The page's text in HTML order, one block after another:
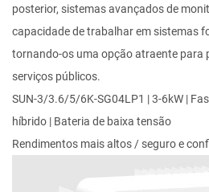
posterior, sistemas avançados de
capacidade de trabalhar em sistemas
tornando-os uma opção atraente para
serviços públicos.
SUN-3/3.6/5/6K-SG04LP1 | 3-6kW |
híbrido | Bateria de baixa tensão
Rendimentos mais altos / seguro e